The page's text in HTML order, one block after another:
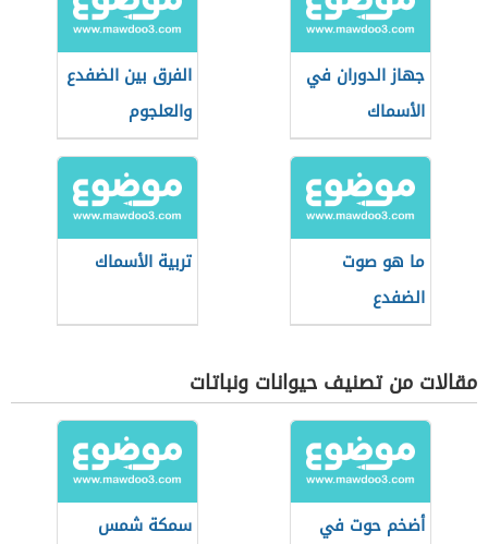
جهاز الدوران في
الأسماك
الفرق بين الضفدع
والعلجوم
ما هو صوت
الضفدع
تربية الأسماك
مقالات من تصنيف حيوانات ونباتات
أضخم حوت في
سمكة شمس